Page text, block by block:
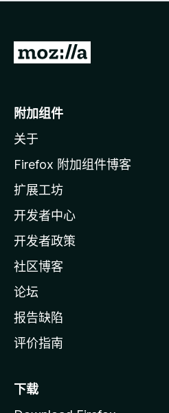
无
转
o
i
l
a
主
页
附加组件
关于
Firefox 附加组件博客
扩展工坊
开发者中心
开发者政策
社区博客
论坛
报告缺陷
评价指南
下载